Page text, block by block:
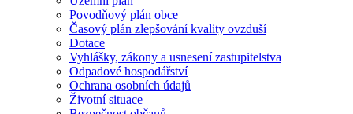
Povodňový plán obce
Časový plán zlepšování kvality ovzduší
Dotace
Vyhlášky, zákony a usnesení zastupitelstva
Odpadové hospodářství
Ochrana osobních údajů
Životní situace